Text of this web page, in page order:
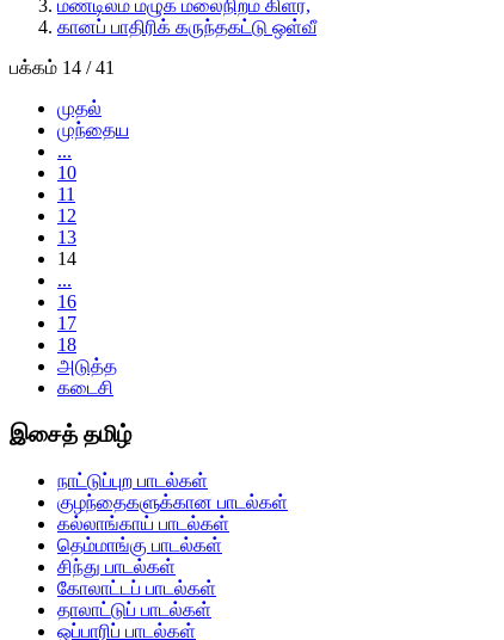
மண்டிலம் மழுக மலைநிறம் கிளர,
கானப் பாதிரிக் கருந்தகட்டு ஒள்வீ
பக்கம் 14 / 41
முதல்
முந்தைய
...
10
11
12
13
14
...
16
17
18
அடுத்த
கடைசி
இசைத் தமிழ்
நாட்டுப்புற பாடல்கள்
குழந்தைகளுக்கான பாடல்கள்
கல்லாங்காய் பாடல்கள்
தெம்மாங்கு பாடல்கள்
சிந்து பாடல்கள்
கோலாட்டப் பாடல்கள்
தாலாட்டுப் பாடல்கள்
ஒப்பாரிப் பாடல்கள்